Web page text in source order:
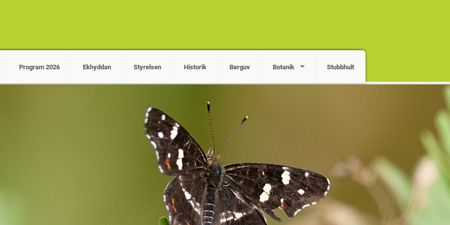
Program 2026 Ekhyddan Styrelsen Historik Berguv Botanik Stubbhult